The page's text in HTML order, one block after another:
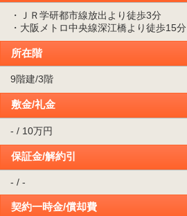
・ＪＲ学研都市線放出より徒歩3分
・大阪メトロ中央線深江橋より徒歩15分
所在階
9階建/3階
敷金/礼金
- / 10万円
保証金/解約引
- / -
契約一時金/償却費